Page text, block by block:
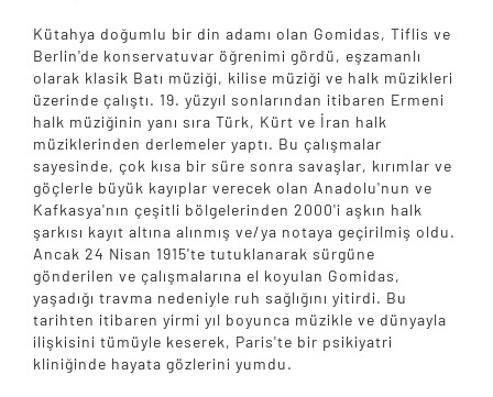
Kütahya doğumlu bir din adamı olan Gomidas, Tiflis ve
Berlin'de konservatuvar öğrenimi gördü, eşzamanlı
olarak klasik Batı müziği, kilise müziği ve halk müzikleri
üzerinde çalıştı. 19. yüzyıl sonlarından itibaren Ermeni
halk müziğinin yanı sıra Türk, Kürt ve İran halk
müziklerinden derlemeler yaptı. Bu çalışmalar
sayesinde, çok kısa bir süre sonra savaşlar, kırımlar ve
göçlerle büyük kayıplar verecek olan Anadolu'nun ve
Kafkasya'nın çeşitli bölgelerinden 2000'i aşkın halk
şarkısı kayıt altına alınmış ve/ya notaya geçirilmiş oldu.
Ancak 24 Nisan 1915'te tutuklanarak sürgüne
gönderilen ve çalışmalarına el koyulan Gomidas,
yaşadığı travma nedeniyle ruh sağlığını yitirdi. Bu
tarihten itibaren yirmi yıl boyunca müzikle ve dünyayla
ilişkisini tümüyle keserek, Paris'te bir psikiyatri
kliniğinde hayata gözlerini yumdu.